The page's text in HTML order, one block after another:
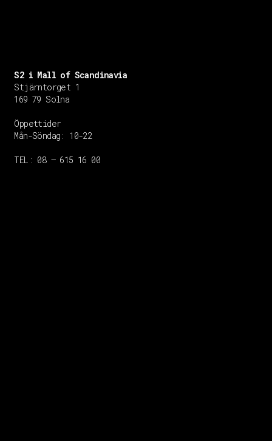
S2 i Mall of Scandinavia
Stjärntorget 1
169 79 Solna
Öppettider
Mån-Söndag: 10-22
TEL: 08 – 615 16 00